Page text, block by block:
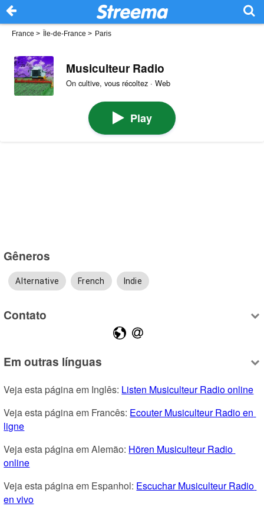
France > Île-de-France > Paris
Musiculteur Radio
On cultive, vous récoltez · Web
Play
Gêneros
Alternative French Indie
Contato
Em outras línguas
Veja esta página em Inglês: Listen Musiculteur Radio online
Veja esta página em Francês: Ecouter Musiculteur Radio en
ligne
Veja esta página em Alemão: Hören Musiculteur Radio
online
Veja esta página em Espanhol: Escuchar Musiculteur Radio
en vivo